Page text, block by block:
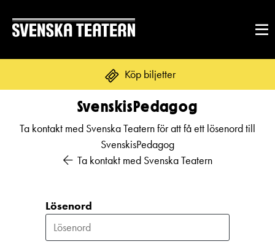
Köp biljetter
REPERTOAR & BILJETTER
Kundtjänst
Biljetter
Mat & dryck
Publikarbete
GRUPPER & FÖRETAG
Grupper & teaterombud
SvenskisPedagog
Ta kontakt med Svenska Teatern för att få ett lösenord till
SvenskisPedagog
Ta kontakt med Svenska Teatern
Lösenord